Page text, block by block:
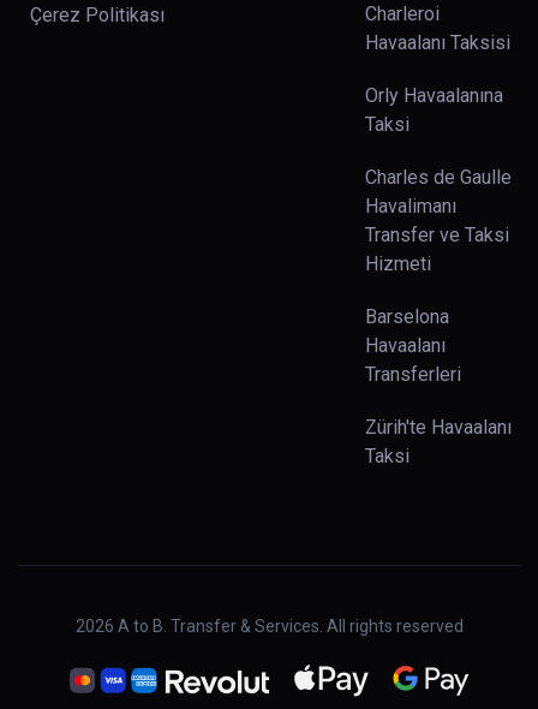
Çerez Politikası
Charleroi
Havaalanı Taksisi
Orly Havaalanına
Taksi
Charles de Gaulle
Havalimanı
Transfer ve Taksi
Hizmeti
Barselona
Havaalanı
Transferleri
Zürih'te Havaalanı
Taksi
2026 A to B. Transfer & Services. All rights reserved